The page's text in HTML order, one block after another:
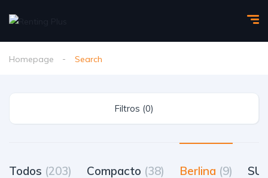
Homepage Search
Filtros (0)
Todos (203) Compacto (38) Berlina (9)